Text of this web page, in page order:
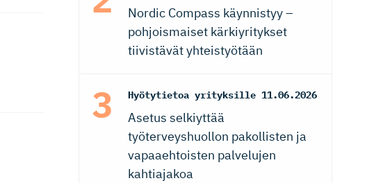
Nordic Compass käynnistyy –
pohjoismaiset kärkiyritykset
tiivistävät yhteistyötään
Hyötytietoa yrityksille 11.06.2026
Asetus selkiyttää
työterveyshuollon pakollisten ja
vapaaehtoisten palvelujen
kahtiajakoa